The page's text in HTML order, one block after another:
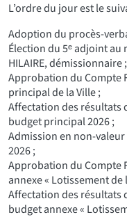
L’ordre du jour est le
Adoption du procès-
Élection du 5ᵉ adjoint
HILAIRE, démissionnaire ;
Approbation du Compte
principal de la Ville ;
Affectation des résultats
budget principal 2026 ;
Admission en non-
2026 ;
Approbation du Compte
annexe « Lotissement de
Affectation des résultats
budget annexe «